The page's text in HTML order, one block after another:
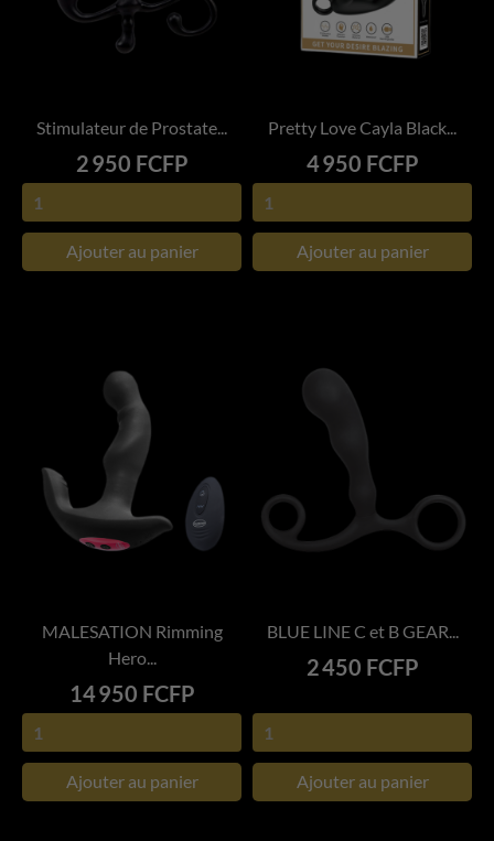
Stimulateur de Prostate...
Prix
2 950 FCFP
Ajouter au panier
Pretty Love Cayla Black...
Prix
4 950 FCFP
Ajouter au panier
MALESATION Rimming
Hero...
Prix
14 950 FCFP
Ajouter au panier
BLUE LINE C et B GEAR...
Prix
2 450 FCFP
Ajouter au panier